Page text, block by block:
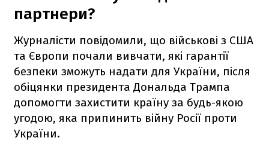
партнери?
Журналісти повідомили, що військові з США
та Європи почали вивчати, які гарантії
безпеки зможуть надати для України, після
обіцянки президента Дональда Трампа
допомогти захистити країну за будь-якою
угодою, яка припинить війну Росії проти
України.